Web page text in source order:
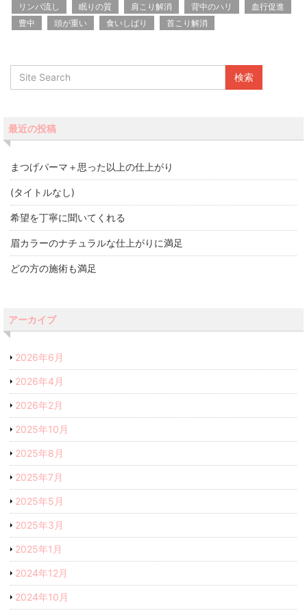
リンパ流し
眠りの質 肩こり解消 背中のハリ
血行促進
豊中
頭が重い 食いしばり 首こり解消
最近の投稿
まつげパーマ＋思った以上の仕上がり
(タイトルなし)
希望を丁寧に聞いてくれる
眉カラーのナチュラルな仕上がりに満足
どの方の施術も満足
アーカイブ
2026年6月
2026年4月
2026年2月
2025年10月
2025年8月
2025年7月
2025年5月
2025年3月
2025年1月
2024年12月
2024年10月